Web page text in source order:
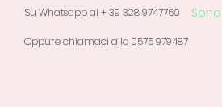
Su Whatsapp al + 39 328 9747760
Oppure chiamaci allo 0575 979487